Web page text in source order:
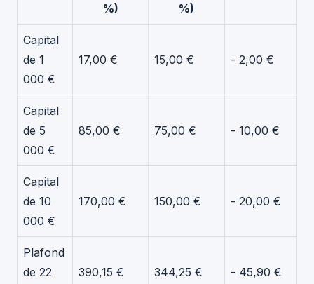
%)
%)
Capital
de 1
000 €
17,00 € 15,00 € - 2,00 €
Capital
de 5
000 €
85,00 € 75,00 € - 10,00 €
Capital
de 10
000 €
170,00 € 150,00 € - 20,00 €
Plafond
de 22
390,15 € 344,25 € - 45,90 €